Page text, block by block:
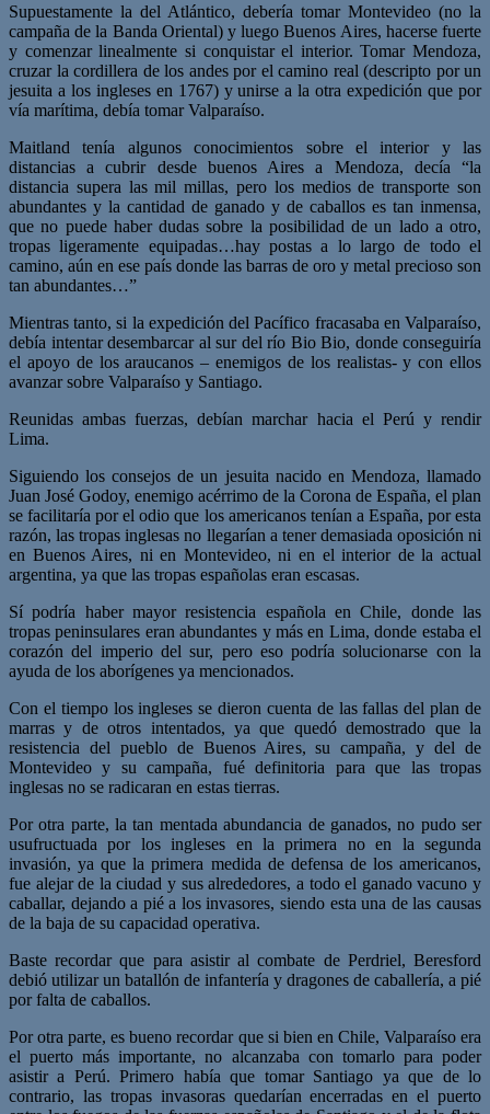
Supuestamente la del Atlántico, debería tomar Montevideo (no la
campaña de la Banda Oriental) y luego Buenos Aires, hacerse fuerte
y comenzar linealmente si conquistar el interior. Tomar Mendoza,
cruzar la cordillera de los andes por el camino real (descripto por un
jesuita a los ingleses en 1767) y unirse a la otra expedición que por
vía marítima, debía tomar Valparaíso.
Maitland tenía algunos conocimientos sobre el interior y las
distancias a cubrir desde buenos Aires a Mendoza, decía “la
distancia supera las mil millas, pero los medios de transporte son
abundantes y la cantidad de ganado y de caballos es tan inmensa,
que no puede haber dudas sobre la posibilidad de un lado a otro,
tropas ligeramente equipadas…hay postas a lo largo de todo el
camino, aún en ese país donde las barras de oro y metal precioso son
tan abundantes…”
Mientras tanto, si la expedición del Pacífico fracasaba en Valparaíso,
debía intentar desembarcar al sur del río Bio Bio, donde conseguiría
el apoyo de los araucanos – enemigos de los realistas- y con ellos
avanzar sobre Valparaíso y Santiago.
Reunidas ambas fuerzas, debían marchar hacia el Perú y rendir
Lima.
Siguiendo los consejos de un jesuita nacido en Mendoza, llamado
Juan José Godoy, enemigo acérrimo de la Corona de España, el plan
se facilitaría por el odio que los americanos tenían a España, por esta
razón, las tropas inglesas no llegarían a tener demasiada oposición ni
en Buenos Aires, ni en Montevideo, ni en el interior de la actual
argentina, ya que las tropas españolas eran escasas.
Sí podría haber mayor resistencia española en Chile, donde las
tropas peninsulares eran abundantes y más en Lima, donde estaba el
corazón del imperio del sur, pero eso podría solucionarse con la
ayuda de los aborígenes ya mencionados.
Con el tiempo los ingleses se dieron cuenta de las fallas del plan de
marras y de otros intentados, ya que quedó demostrado que la
resistencia del pueblo de Buenos Aires, su campaña, y del de
Montevideo y su campaña, fué definitoria para que las tropas
inglesas no se radicaran en estas tierras.
Por otra parte, la tan mentada abundancia de ganados, no pudo ser
usufructuada por los ingleses en la primera no en la segunda
invasión, ya que la primera medida de defensa de los americanos,
fue alejar de la ciudad y sus alrededores, a todo el ganado vacuno y
caballar, dejando a pié a los invasores, siendo esta una de las causas
de la baja de su capacidad operativa.
Baste recordar que para asistir al combate de Perdriel, Beresford
debió utilizar un batallón de infantería y dragones de caballería, a pié
por falta de caballos.
Por otra parte, es bueno recordar que si bien en Chile, Valparaíso era
el puerto más importante, no alcanzaba con tomarlo para poder
asistir a Perú. Primero había que tomar Santiago ya que de lo
contrario, las tropas invasoras quedarían encerradas en el puerto